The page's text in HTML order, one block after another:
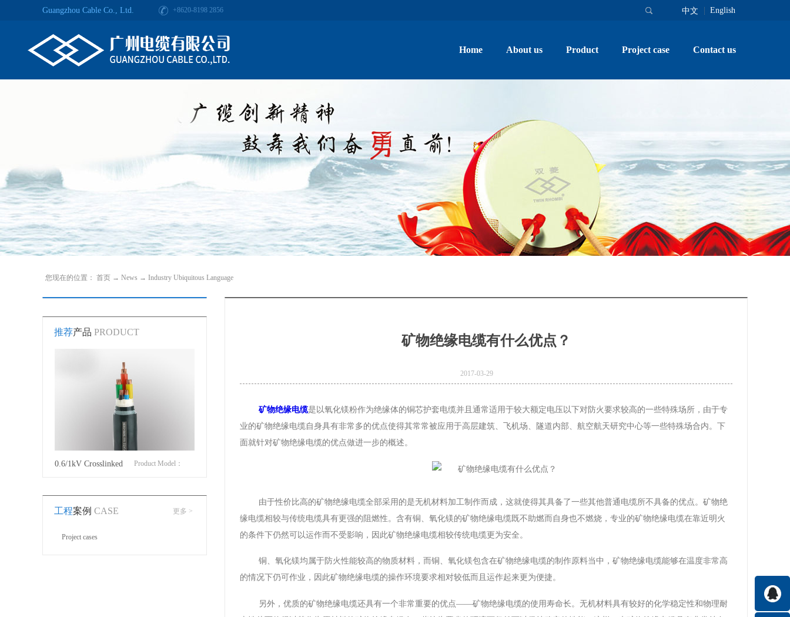
Guangzhou Cable Co., Ltd. +8620-8198 2856 中文 English
Home About us Product Project case Contact us
推荐产品 PRODUCT
0.6/1kV Crosslinked
power cable
Product Model：
BYJWDZ-
工程案例 CASE
Project cases
更多 >
您现在的位置： 首页 → News → Industry Ubiquitous Language
矿物绝缘电缆有什么优点？
2017-03-29
矿物绝缘电缆是以氧化镁粉作为绝缘体的铜芯护套电缆并且通常适用于较大额定电压以下对防火要求较高的一些特殊场所，由于专
业的矿物绝缘电缆自身具有非常多的优点使得其常常被应用于高层建筑、飞机场、隧道内部、航空航天研究中心等一些特殊场合内。下
面就针对矿物绝缘电缆的优点做进一步的概述。
由于性价比高的矿物绝缘电缆全部采用的是无机材料加工制作而成，这就使得其具备了一些其他普通电缆所不具备的优点。矿物绝
缘电缆相较与传统电缆具有更强的阻燃性。含有铜、氧化镁的矿物绝缘电缆既不助燃而自身也不燃烧，专业的矿物绝缘电缆在靠近明火
的条件下仍然可以运作而不受影响，因此矿物绝缘电缆相较传统电缆更为安全。
铜、氧化镁均属于防火性能较高的物质材料，而铜、氧化镁包含在矿物绝缘电缆的制作原料当中，矿物绝缘电缆能够在温度非常高
的情况下仍可作业，因此矿物绝缘电缆的操作环境要求相对较低而且运作起来更为便捷。
另外，优质的矿物绝缘电缆还具有一个非常重要的优点——矿物绝缘电缆的使用寿命长。无机材料具有较好的化学稳定性和物理耐